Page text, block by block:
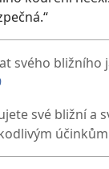
svého bližního
své bližní a